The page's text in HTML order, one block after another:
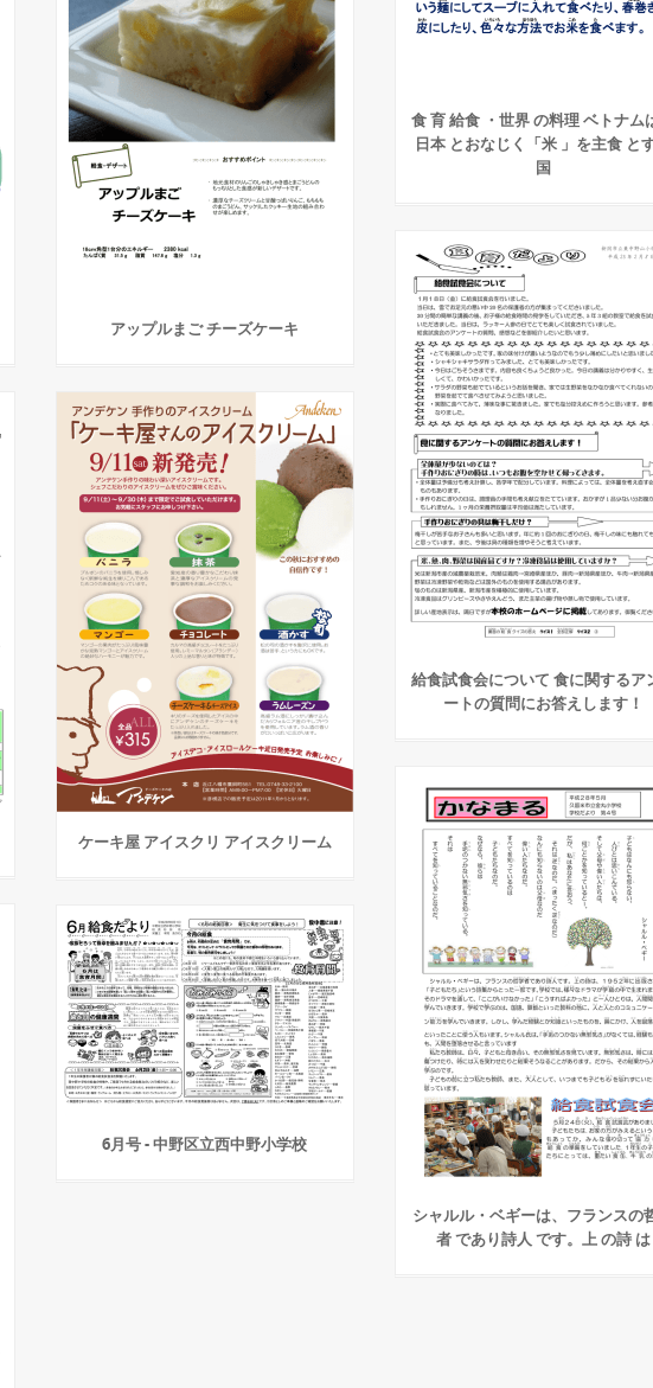
アップルまご チーズケーキ
食 育 給食 ・世界 の料理 ベトナム
日本 とおなじく「米 」を主食 と
国
給食試食会について 食に関するア
ートの質問にお答えします！
ケーキ屋 アイスクリ アイスクリーム
シャルル・ベギーは、フランスの
者 であり詩人 です。上 の詩 は
6月号 - 中野区立西中野小学校